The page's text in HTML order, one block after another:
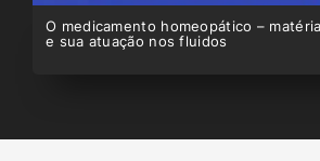
O medicamento homeopático –
e sua atuação nos fluidos